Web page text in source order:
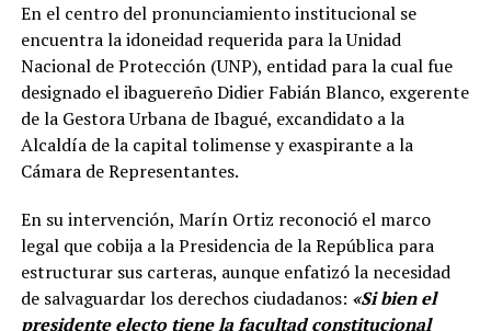
En el centro del pronunciamiento institucional se
encuentra la idoneidad requerida para la Unidad
Nacional de Protección (UNP), entidad para la cual fue
designado el ibaguereño Didier Fabián Blanco, exgerente
de la Gestora Urbana de Ibagué, excandidato a la
Alcaldía de la capital tolimense y exaspirante a la
Cámara de Representantes.
En su intervención, Marín Ortiz reconoció el marco
legal que cobija a la Presidencia de la República para
estructurar sus carteras, aunque enfatizó la necesidad
de salvaguardar los derechos ciudadanos: «Si bien el
presidente electo tiene la facultad constitucional